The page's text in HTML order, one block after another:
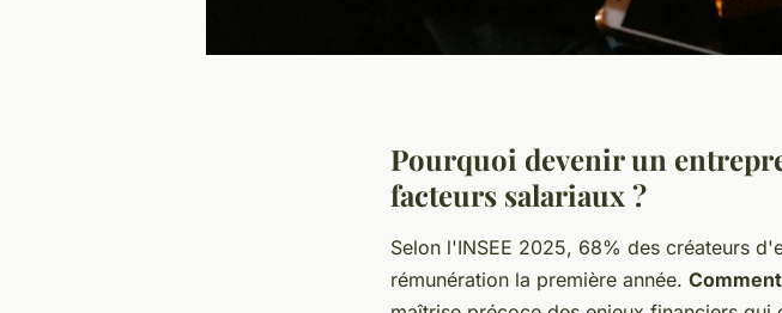
Pourquoi devenir un
facteurs salariaux ?
Selon l'INSEE 2025, 68% des créateurs
rémunération la première année.